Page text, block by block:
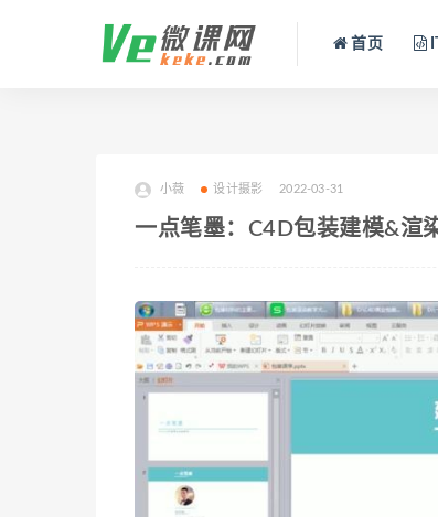
首页
小薇 设计摄影 2022-03-31
一点笔墨：C4D包装建模&渲